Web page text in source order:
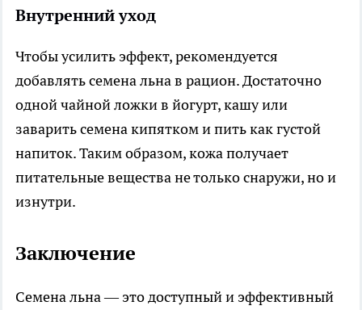
Внутренний уход
Чтобы усилить эффект, рекомендуется
добавлять семена льна в рацион. Достаточно
одной чайной ложки в йогурт, кашу или
заварить семена кипятком и пить как густой
напиток. Таким образом, кожа получает
питательные вещества не только снаружи, но и
изнутри.
Заключение
Семена льна — это доступный и эффективный